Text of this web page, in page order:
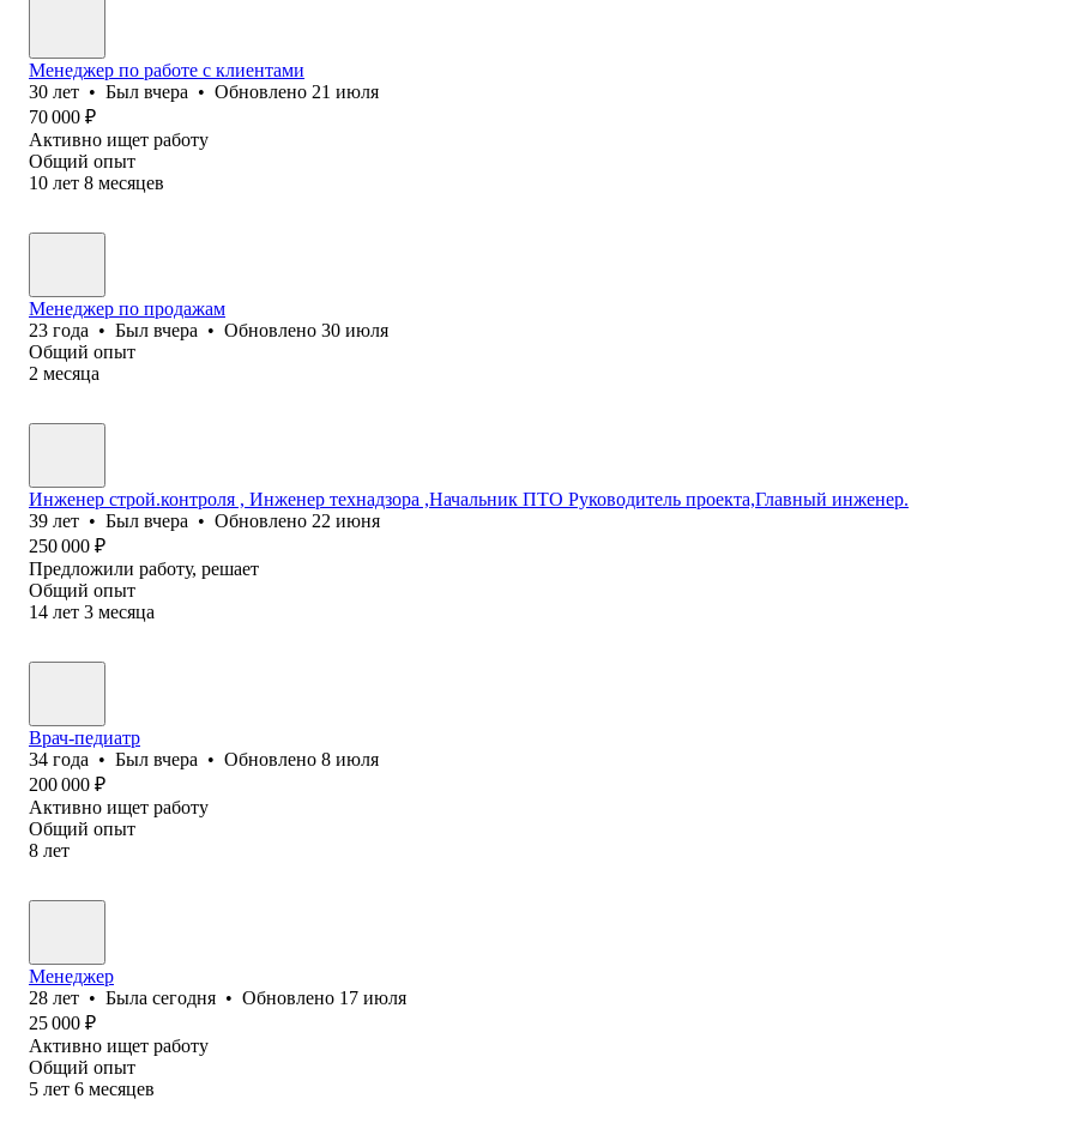
Менеджер по работе с клиентами
30 лет • Был вчера • Обновлено 21 июля
70 000 ₽
Активно ищет работу
Общий опыт
10 лет 8 месяцев
Менеджер по продажам
23 года • Был вчера • Обновлено 30 июля
Общий опыт
2 месяца
Инженер строй.контроля , Инженер технадзора ,Начальник ПТО Руководитель проекта,Главный инженер.
39 лет • Был вчера • Обновлено 22 июня
250 000 ₽
Предложили работу, решает
Общий опыт
14 лет 3 месяца
Врач-педиатр
34 года • Был вчера • Обновлено 8 июля
200 000 ₽
Активно ищет работу
Общий опыт
8 лет
Менеджер
28 лет • Была сегодня • Обновлено 17 июля
25 000 ₽
Активно ищет работу
Общий опыт
5 лет 6 месяцев